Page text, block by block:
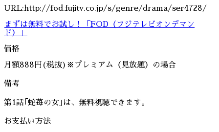
URL:http://fod.fujitv.co.jp/s/genre/drama/ser4728/
まずは無料でお試し！「FOD（フジテレビオンデマン
ド）」
価格
月額888円(税抜)※プレミアム（見放題）の場合
備考
第1話｢蛇苺の女｣は、無料視聴できます。
お支払い方法